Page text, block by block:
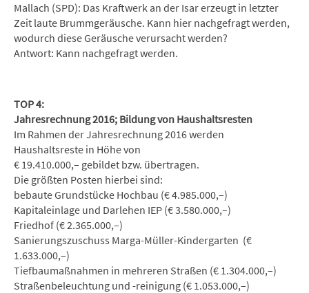
Mallach (SPD): Das Kraftwerk an der Isar erzeugt in letzter
Zeit laute Brummgeräusche. Kann hier nachgefragt werden,
wodurch diese Geräusche verursacht werden?
Antwort: Kann nachgefragt werden.
TOP 4:
Jahresrechnung 2016; Bildung von Haushaltsresten
Im Rahmen der Jahresrechnung 2016 werden
Haushaltsreste in Höhe von
€ 19.410.000,– gebildet bzw. übertragen.
Die größten Posten hierbei sind:
bebaute Grundstücke Hochbau (€ 4.985.000,–)
Kapitaleinlage und Darlehen IEP (€ 3.580.000,–)
Friedhof (€ 2.365.000,–)
Sanierungszuschuss Marga-Müller-Kindergarten (€
1.633.000,–)
Tiefbaumaßnahmen in mehreren Straßen (€ 1.304.000,–)
Straßenbeleuchtung und -reinigung (€ 1.053.000,–)